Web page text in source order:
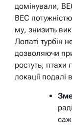
домінували,
ВЕС
му, знизить
Лопаті турбін
дозволяючи
ростуть, птахи
локації подалі